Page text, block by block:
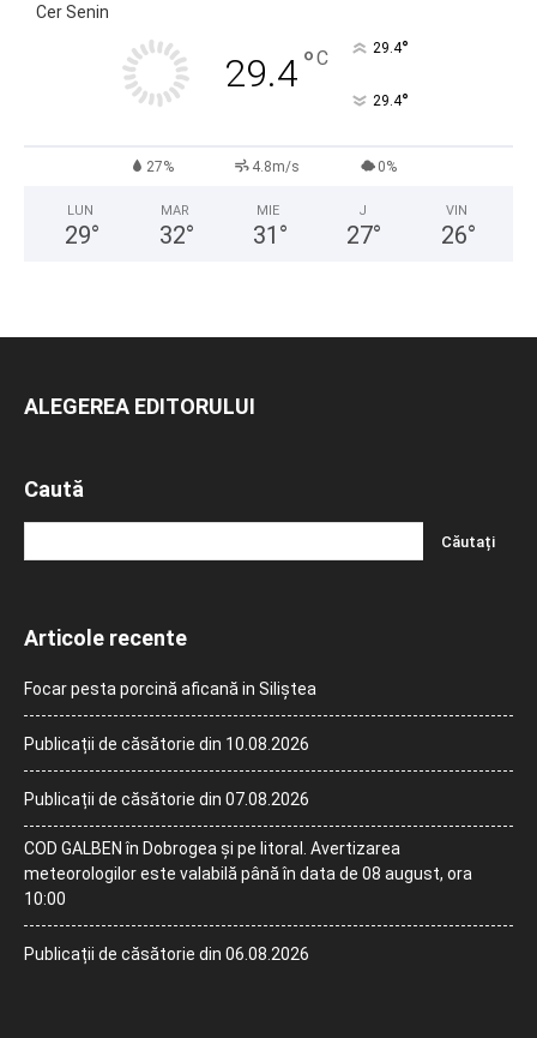
Cer Senin
29.4°C 29.4°
29.4°
27% 4.8m/s 0%
LUN
29°
MAR
32°
MIE
31 °
J
27°
VIN
26°
ALEGEREA EDITORULUI
Caută
Articole recente
Focar pesta porcină aficană in Siliștea
Publicații de căsătorie din 10.08.2026
Publicații de căsătorie din 07.08.2026
COD GALBEN în Dobrogea și pe litoral. Avertizarea
meteorologilor este valabilă până în data de 08 august, ora
10:00
Publicații de căsătorie din 06.08.2026